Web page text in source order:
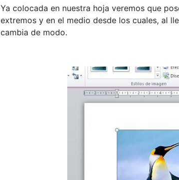
Ya colocada en nuestra hoja veremos que
extremos y en el medio desde los cuales, al
cambia de modo.